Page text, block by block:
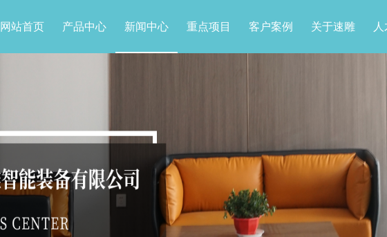
网站首页 产品中心 新闻中心 重点项目 客户案例 关于速雕